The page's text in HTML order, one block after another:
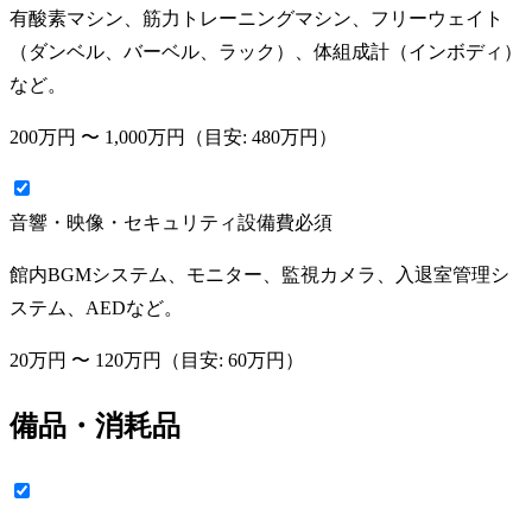
有酸素マシン、筋力トレーニングマシン、フリーウェイト
（ダンベル、バーベル、ラック）、体組成計（インボディ）
など。
200万円 〜 1,000万円 （目安: 480万円 ）
音響・映像・セキュリティ設備費必須
館内BGMシステム、モニター、監視カメラ、入退室管理シ
ステム、AEDなど。
20万円 〜 120万円 （目安: 60万円 ）
備品・消耗品